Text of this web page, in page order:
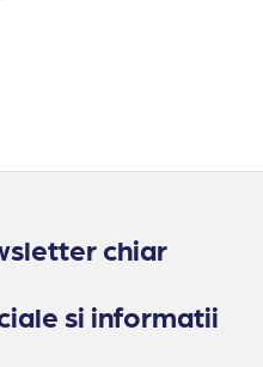
chiar
si informatii